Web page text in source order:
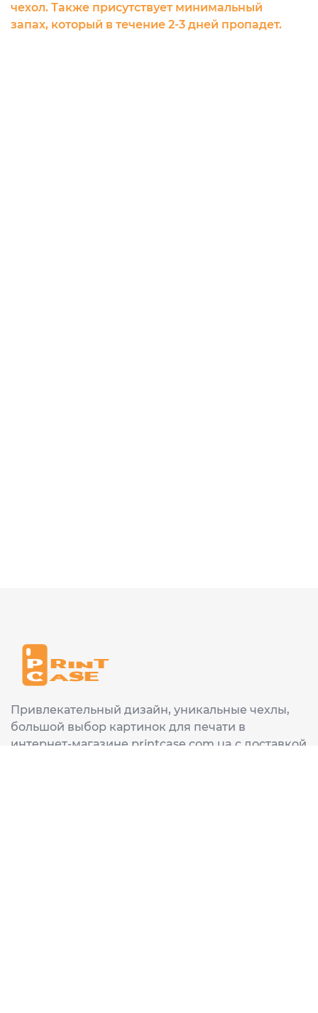
чехол. Также присутствует минимальный
запах, который в течение 2-3 дней пропадет.
Привлекательный дизайн, уникальные чехлы,
большой выбор картинок для печати в
интернет-магазине printcase.com.ua с доставкой